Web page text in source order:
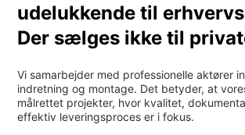
udelukkende til
Der sælges ikke til
Vi samarbejder med professionelle aktører
indretning og montage. Det betyder, at
målrettet projekter, hvor kvalitet,
effektiv leveringsproces er i fokus.